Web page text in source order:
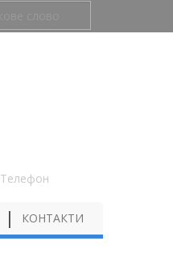
Телефон
КОНТАКТИ